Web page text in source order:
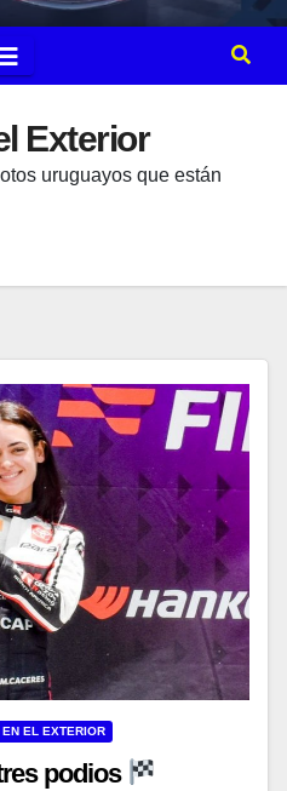
Exterior
uruguayos que están
EN EL EXTERIOR
podios